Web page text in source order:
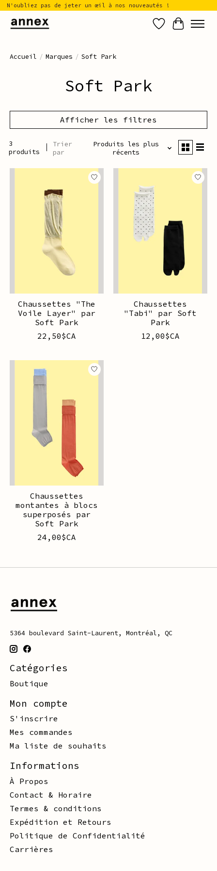
N'oubliez pas de jeter un œil à nos nouveautés !
Liste de
Panier
Accueil / Marques / Soft Park
Soft Park
Afficher les filtres
3
produits
Trier
par
Produits les plus
récents
Chaussettes "The
Voile Layer" par
Soft Park
22,50$CA
Chaussettes
"Tabi" par Soft
Park
12,00$CA
Chaussettes
montantes à blocs
superposés par
Soft Park
24,00$CA
5364 boulevard Saint-Laurent, Montréal, QC
Catégories
Boutique
Mon compte
S'inscrire
Mes commandes
Ma liste de souhaits
Informations
À Propos
Contact & Horaire
Termes & conditions
Expédition et Retours
Politique de Confidentialité
Carrières